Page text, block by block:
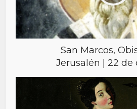
San Marcos,
Jerusalén | 22 de